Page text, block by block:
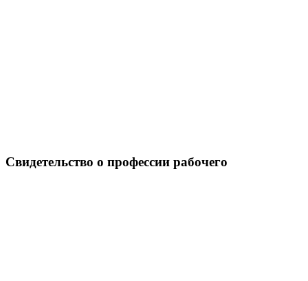
Свидетельство о профессии рабочего